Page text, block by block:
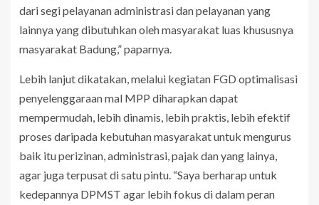
dari segi pelayanan administrasi dan pelayanan yang
lainnya yang dibutuhkan oleh masyarakat luas khususnya
masyarakat Badung,” paparnya.
Lebih lanjut dikatakan, melalui kegiatan FGD optimalisasi
penyelenggaraan mal MPP diharapkan dapat
mempermudah, lebih dinamis, lebih praktis, lebih efektif
proses daripada kebutuhan masyarakat untuk mengurus
baik itu perizinan, administrasi, pajak dan yang lainya,
agar juga terpusat di satu pintu. “Saya berharap untuk
kedepannya DPMST agar lebih fokus di dalam peran